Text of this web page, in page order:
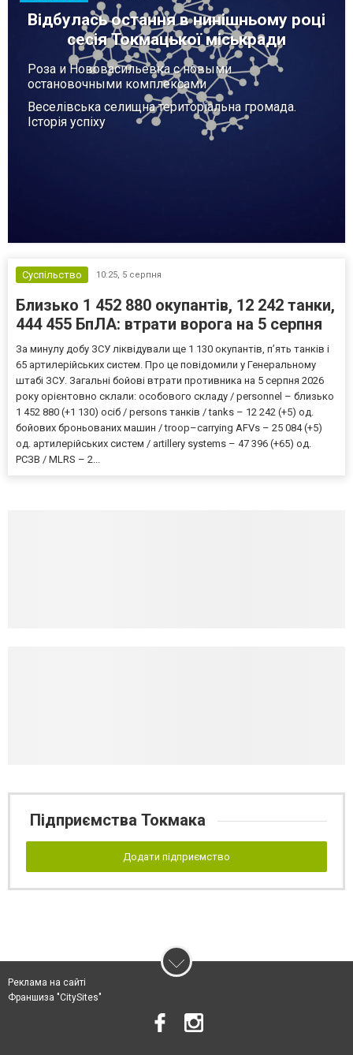
Відбулась остання в нинішньому році
сесія Токмацької міськради
Роза и Нововасильевка с новыми
остановочными комплексами
Веселівська селищна територіальна громада.
Історія успіху
Суспільство 10:25, 5 серпня
Близько 1 452 880 окупантів, 12 242 танки,
444 455 БпЛА: втрати ворога на 5 серпня
За минулу добу ЗСУ ліквідували ще 1 130 окупантів, пʼять танків і
65 артилерійських систем. Про це повідомили у Генеральному
штабі ЗСУ. Загальні бойові втрати противника на 5 серпня 2026
року орієнтовно склали: особового складу / personnel – близько
1 452 880 (+1 130) осіб / persons танків / tanks – 12 242 (+5) од.
бойових броньованих машин / troop–carrying AFVs – 25 084 (+5)
од. артилерійських систем / artillery systems – 47 396 (+65) од.
РСЗВ / MLRS – 2...
Підприємства Токмака
Додати підприємство
Реклама на сайті
Франшиза "CitySites"